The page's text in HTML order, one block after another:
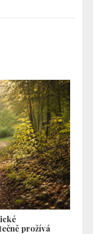
prožívá